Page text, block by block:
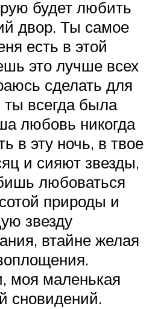
будет любить
двор. Ты самое
есть в этой
это лучше всех
сделать для
ты всегда была
любовь никогда
в эту ночь, в твое
и сияют звезды,
любоваться
природы и
звезду
втайне желая
моя маленькая
сновидений.